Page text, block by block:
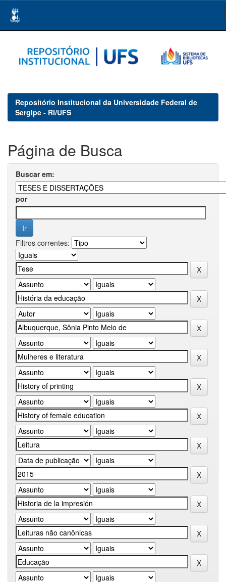
navigation
Repositório Institucional da Universidade Federal de
Sergipe - RI/UFS
Página de Busca
Buscar em:
por
Filtros correntes: